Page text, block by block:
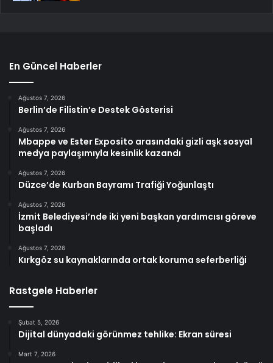
En Güncel Haberler
Ağustos 7, 2026
Berlin’de Filistin’e Destek Gösterisi
Ağustos 7, 2026
Mbappe ve Ester Exposito arasındaki gizli aşk sosyal
medya paylaşımıyla kesinlik kazandı
Ağustos 7, 2026
Düzce’de Kurban Bayramı Trafiği Yoğunlaştı
Ağustos 7, 2026
İzmit Belediyesi’nde iki yeni başkan yardımcısı göreve
başladı
Ağustos 7, 2026
Kırkgöz su kaynaklarında ortak koruma seferberliği
Rastgele Haberler
Şubat 5, 2026
Dijital dünyadaki görünmez tehlike: Ekran süresi
Mart 7, 2026